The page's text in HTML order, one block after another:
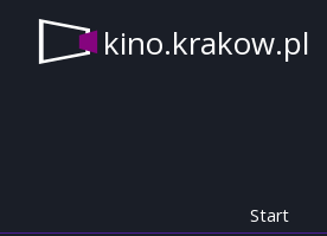
kino.krakow.pl
Start